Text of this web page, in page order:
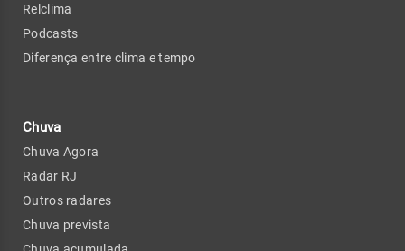
Relclima
Podcasts
Diferença entre clima e tempo
Chuva
Chuva Agora
Radar RJ
Outros radares
Chuva prevista